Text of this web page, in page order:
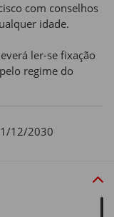
com conselhos
idade.
ler-se fixação
regime do
12/2030